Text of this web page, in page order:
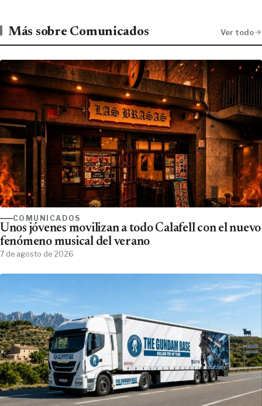
Más sobre Comunicados Ver todo
COMUNICADOS
Unos jóvenes movilizan a todo Calafell con el nuevo
fenómeno musical del verano
7 de agosto de 2026